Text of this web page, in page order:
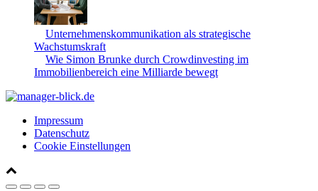
Unternehmenskommunikation als strategische
Wachstumskraft
Wie Simon Brunke durch Crowdinvesting im
Immobilienbereich eine Milliarde bewegt
Impressum
Datenschutz
Cookie Einstellungen